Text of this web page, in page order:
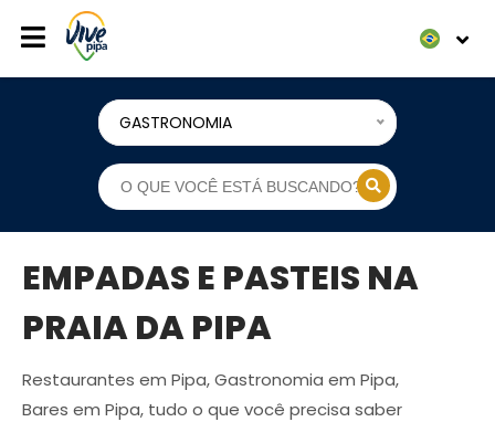
GASTRONOMIA
EMPADAS E PASTEIS NA
PRAIA DA PIPA
Restaurantes em Pipa, Gastronomia em Pipa,
Bares em Pipa, tudo o que você precisa saber